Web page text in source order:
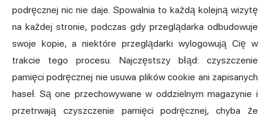
podręcznej nic nie daje. Spowalnia to każdą kolejną wizytę
na każdej stronie, podczas gdy przeglądarka odbudowuje
swoje kopie, a niektóre przeglądarki wylogowują Cię w
trakcie tego procesu. Najczęstszy błąd: czyszczenie
pamięci podręcznej nie usuwa plików cookie ani zapisanych
haseł. Są one przechowywane w oddzielnym magazynie i
przetrwają czyszczenie pamięci podręcznej, chyba że